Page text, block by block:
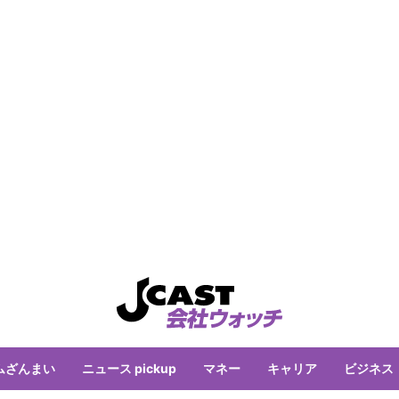
ざんまい ニュース pickup マネー キャリア ビジネス